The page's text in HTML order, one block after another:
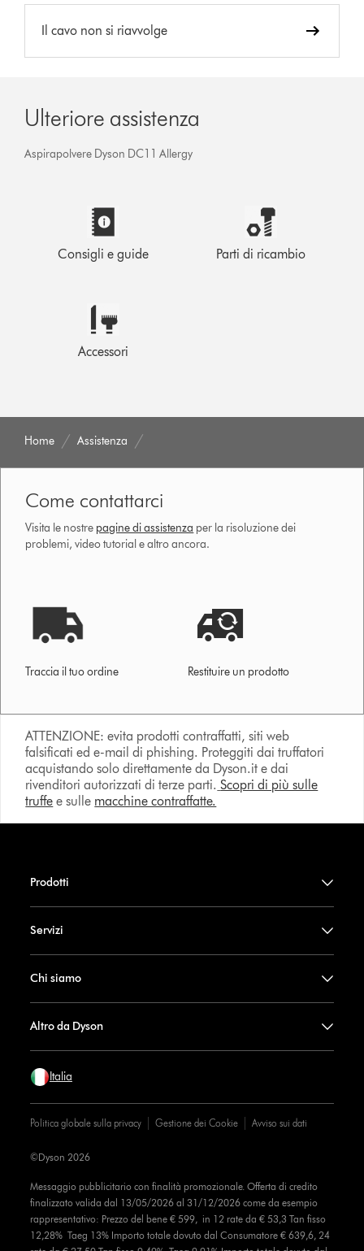
Il cavo non si riavvolge
Ulteriore assistenza
Aspirapolvere Dyson DC11 Allergy
Consigli e guide Parti di ricambio
Accessori
Home Assistenza
Come contattarci
Visita le nostre pagine di assistenza per la risoluzione dei
problemi, video tutorial e altro ancora.
Traccia il tuo ordine Restituire un prodotto
ATTENZIONE: evita prodotti contraffatti, siti web
falsificati ed e-mail di phishing. Proteggiti dai truffatori
acquistando solo direttamente da Dyson.it e dai
rivenditori autorizzati di terze parti. Scopri di più sulle
truffe e sulle macchine contraffatte.
Prodotti
Servizi
Chi siamo
Altro da Dyson
Italia
Politica globale sulla privacy Gestione dei Cookie Avviso sui dati
Messaggio pubblicitario con finalità promozionale. Offerta di credito
finalizzato valida dal 13/05/2026 al 31/12/2026 come da esempio
rappresentativo: Prezzo del bene € 599, in 12 rate da € 53,3 Tan fisso
12,28% Taeg 13% Importo totale dovuto dal Consumatore € 639,6, 24
©Dyson 2026